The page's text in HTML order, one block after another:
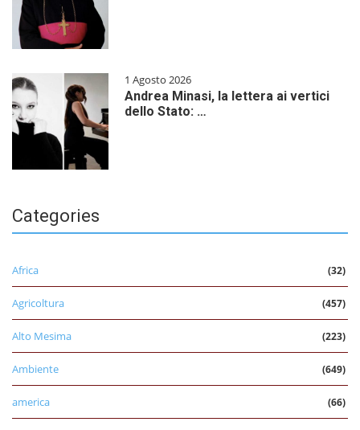
1 Agosto 2026
Andrea Minasi, la lettera ai vertici
dello Stato: …
Categories
Africa (32)
Agricoltura (457)
Alto Mesima (223)
Ambiente (649)
america (66)